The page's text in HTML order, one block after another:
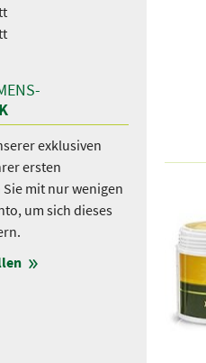
exklusiven
ersten
mit nur wenigen
um sich dieses